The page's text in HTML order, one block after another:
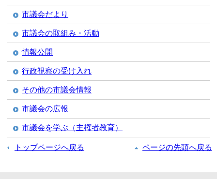
市議会だより
市議会の取組み・活動
情報公開
行政視察の受け入れ
その他の市議会情報
市議会の広報
市議会を学ぶ（主権者教育）
トップページへ戻る ページの先頭へ戻る